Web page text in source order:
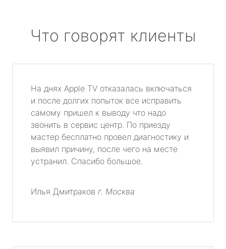
Что говорят клиенты
На днях Apple TV отказалась включаться
и после долгих попыток все исправить
самому пришел к выводу что надо
звонить в сервис центр. По приезду
мастер бесплатно провел диагностику и
выявил причину, после чего на месте
устранил. Спасибо большое.
Илья Дмитраков г. Москва